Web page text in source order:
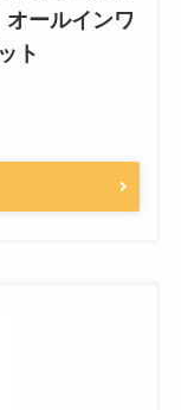
ールインワ
ト